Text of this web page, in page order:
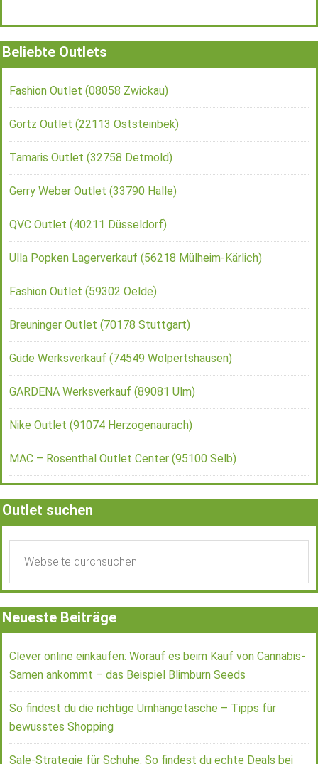
Beliebte Outlets
Fashion Outlet (08058 Zwickau)
Görtz Outlet (22113 Oststeinbek)
Tamaris Outlet (32758 Detmold)
Gerry Weber Outlet (33790 Halle)
QVC Outlet (40211 Düsseldorf)
Ulla Popken Lagerverkauf (56218 Mülheim-Kärlich)
Fashion Outlet (59302 Oelde)
Breuninger Outlet (70178 Stuttgart)
Güde Werksverkauf (74549 Wolpertshausen)
GARDENA Werksverkauf (89081 Ulm)
Nike Outlet (91074 Herzogenaurach)
MAC – Rosenthal Outlet Center (95100 Selb)
Outlet suchen
Neueste Beiträge
Clever online einkaufen: Worauf es beim Kauf von Cannabis-
Samen ankommt – das Beispiel Blimburn Seeds
So findest du die richtige Umhängetasche – Tipps für
bewusstes Shopping
Sale-Strategie für Schuhe: So findest du echte Deals bei